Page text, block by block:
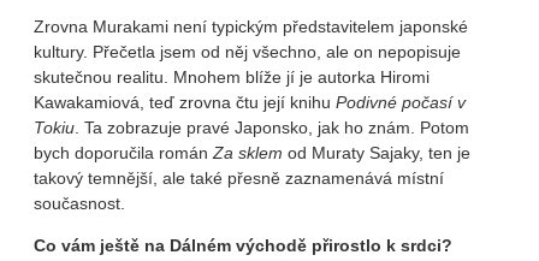
Zrovna Murakami není typickým představitelem japonské
kultury. Přečetla jsem od něj všechno, ale on nepopisuje
skutečnou realitu. Mnohem blíže jí je autorka Hiromi
Kawakamiová, teď zrovna čtu její knihu Podivné počasí v
Tokiu . Ta zobrazuje pravé Japonsko, jak ho znám. Potom
bych doporučila román Za sklem od Muraty Sajaky, ten je
takový temnější, ale také přesně zaznamenává místní
současnost.
Co vám ještě na Dálném východě přirostlo k srdci?